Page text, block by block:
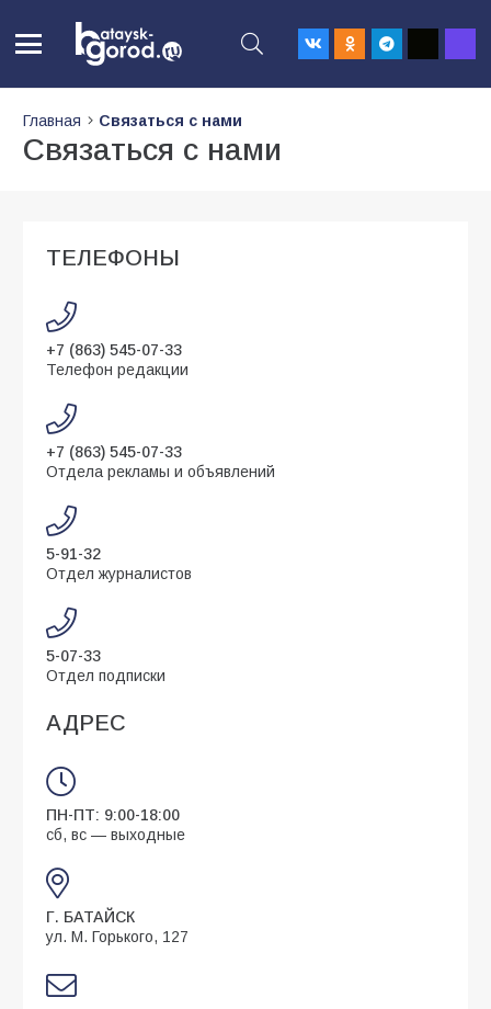
Главная Связаться с нами
Связаться с нами
ТЕЛЕФОНЫ
+7 (863) 545-07-33
Телефон редакции
+7 (863) 545-07-33
Отдела рекламы и объявлений
5-91-32
Отдел журналистов
5-07-33
Отдел подписки
АДРЕС
ПН-ПТ: 9:00-18:00
сб, вс — выходные
Г. БАТАЙСК
ул. М. Горького, 127